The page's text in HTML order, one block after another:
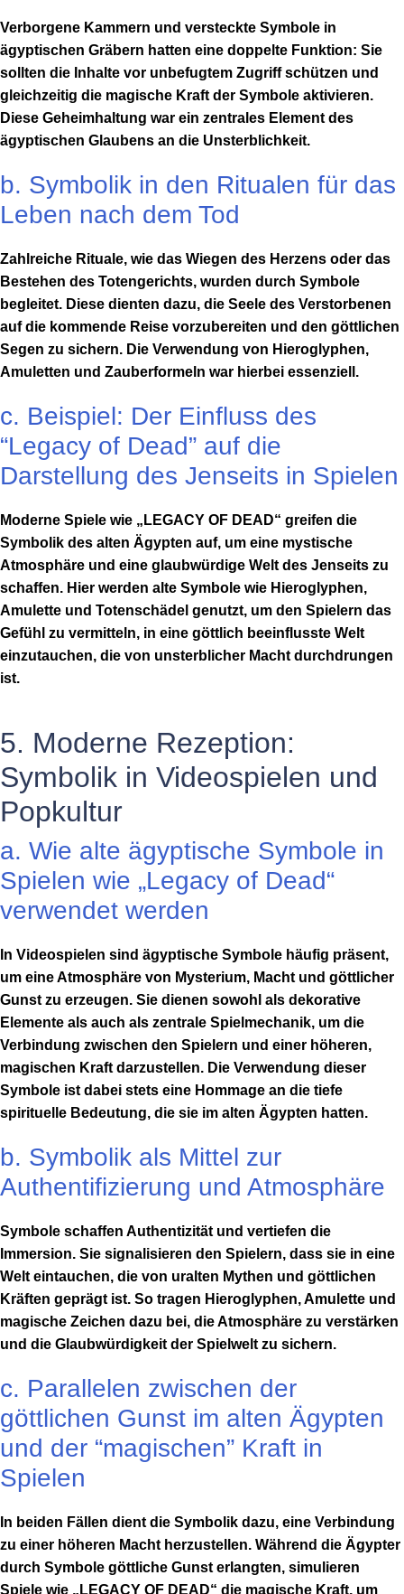
Verborgene Kammern und versteckte Symbole in
ägyptischen Gräbern hatten eine doppelte Funktion: Sie
sollten die Inhalte vor unbefugtem Zugriff schützen und
gleichzeitig die magische Kraft der Symbole aktivieren.
Diese Geheimhaltung war ein zentrales Element des
ägyptischen Glaubens an die Unsterblichkeit.
b. Symbolik in den Ritualen für das
Leben nach dem Tod
Zahlreiche Rituale, wie das Wiegen des Herzens oder das
Bestehen des Totengerichts, wurden durch Symbole
begleitet. Diese dienten dazu, die Seele des Verstorbenen
auf die kommende Reise vorzubereiten und den göttlichen
Segen zu sichern. Die Verwendung von Hieroglyphen,
Amuletten und Zauberformeln war hierbei essenziell.
c. Beispiel: Der Einfluss des
“Legacy of Dead” auf die
Darstellung des Jenseits in Spielen
Moderne Spiele wie „LEGACY OF DEAD“ greifen die
Symbolik des alten Ägypten auf, um eine mystische
Atmosphäre und eine glaubwürdige Welt des Jenseits zu
schaffen. Hier werden alte Symbole wie Hieroglyphen,
Amulette und Totenschädel genutzt, um den Spielern das
Gefühl zu vermitteln, in eine göttlich beeinflusste Welt
einzutauchen, die von unsterblicher Macht durchdrungen
ist.
5. Moderne Rezeption:
Symbolik in Videospielen und
Popkultur
a. Wie alte ägyptische Symbole in
Spielen wie „Legacy of Dead“
verwendet werden
In Videospielen sind ägyptische Symbole häufig präsent,
um eine Atmosphäre von Mysterium, Macht und göttlicher
Gunst zu erzeugen. Sie dienen sowohl als dekorative
Elemente als auch als zentrale Spielmechanik, um die
Verbindung zwischen den Spielern und einer höheren,
magischen Kraft darzustellen. Die Verwendung dieser
Symbole ist dabei stets eine Hommage an die tiefe
spirituelle Bedeutung, die sie im alten Ägypten hatten.
b. Symbolik als Mittel zur
Authentifizierung und Atmosphäre
Symbole schaffen Authentizität und vertiefen die
Immersion. Sie signalisieren den Spielern, dass sie in eine
Welt eintauchen, die von uralten Mythen und göttlichen
Kräften geprägt ist. So tragen Hieroglyphen, Amulette und
magische Zeichen dazu bei, die Atmosphäre zu verstärken
und die Glaubwürdigkeit der Spielwelt zu sichern.
c. Parallelen zwischen der
göttlichen Gunst im alten Ägypten
und der “magischen” Kraft in
Spielen
In beiden Fällen dient die Symbolik dazu, eine Verbindung
zu einer höheren Macht herzustellen. Während die Ägypter
durch Symbole göttliche Gunst erlangten, simulieren
Spiele wie „LEGACY OF DEAD“ die magische Kraft, um